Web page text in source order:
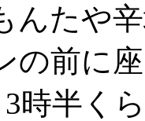
んたや
の前に
3時半く